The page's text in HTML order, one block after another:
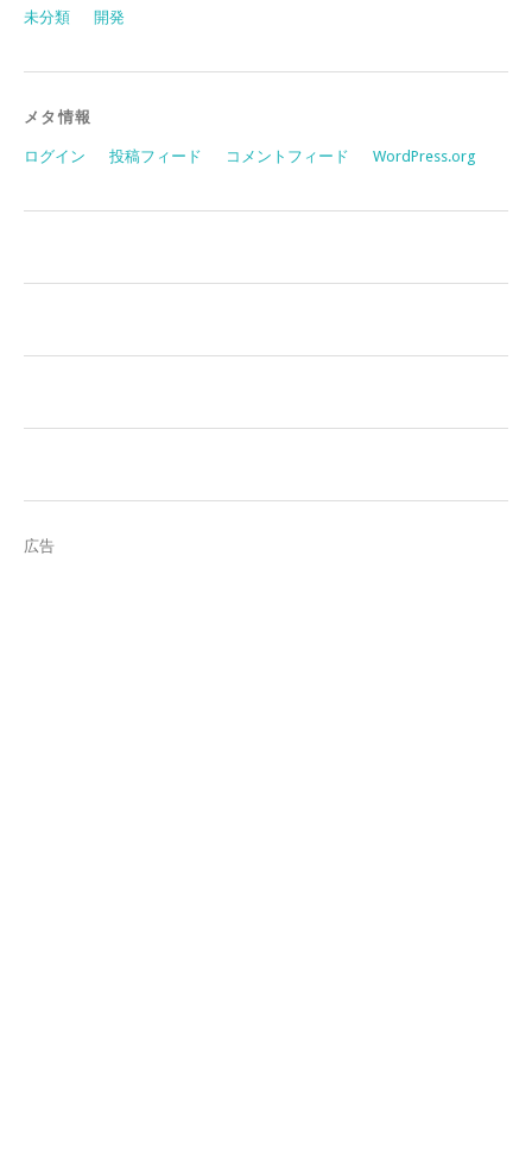
未分類
開発
メタ情報
ログイン 投稿フィード コメントフィード WordPress.org
広告